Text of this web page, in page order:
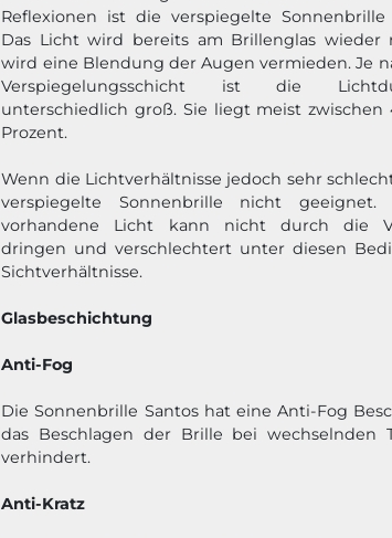
Reflexionen ist die verspiegelte Sonnenbrille
Das Licht wird bereits am Brillenglas wieder
wird eine Blendung der Augen vermieden. Je
Verspiegelungsschicht ist die
unterschiedlich groß. Sie liegt meist zwischen
Prozent.
Wenn die Lichtverhältnisse jedoch sehr
verspiegelte Sonnenbrille nicht geeignet.
vorhandene Licht kann nicht durch die
dringen und verschlechtert unter diesen
Sichtverhältnisse.
Glasbeschichtung
Anti-Fog
Die Sonnenbrille Santos hat eine Anti-Fog
das Beschlagen der Brille bei wechselnden
verhindert.
Anti-Kratz